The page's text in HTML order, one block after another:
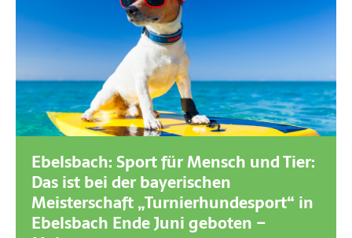
Ebelsbach: Sport für Mensch und Tier:
Das ist bei der bayerischen
Meisterschaft „Turnierhundesport“ in
Ebelsbach Ende Juni geboten –